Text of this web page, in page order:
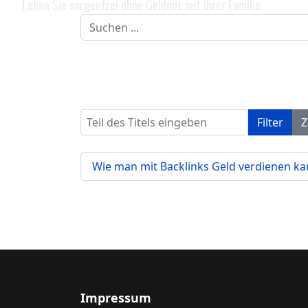
Suchen
...
Teil des Titels eingeben Filter
Wie man mit Backlinks Geld verdienen
Impressum